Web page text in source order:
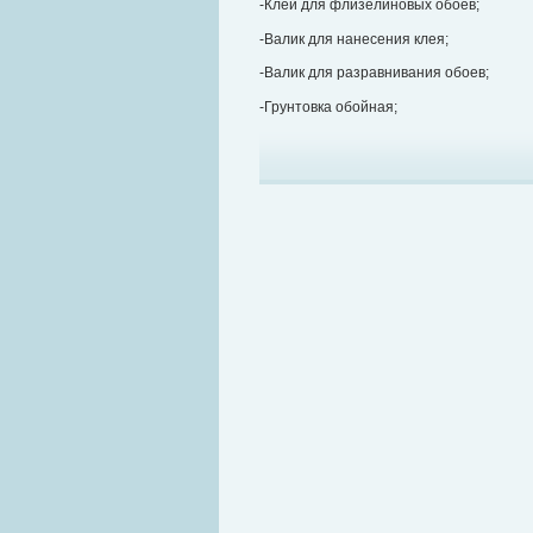
-Клей для флизелиновых обоев;
-Валик для нанесения клея;
-Валик для разравнивания обоев;
-Грунтовка обойная;